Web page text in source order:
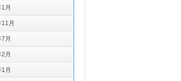
月
月
月
月
月